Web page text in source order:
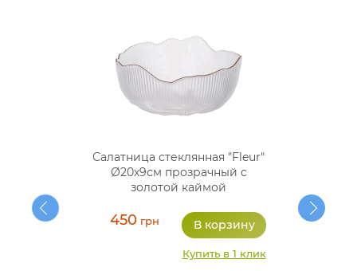
Салатница стеклянная "Fleur"
Ø20х9см прозрачный с
золотой каймой
450 грн
Купить в 1 клик